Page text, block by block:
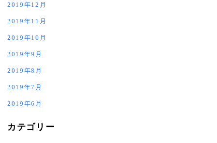
2019年12月
2019年11月
2019年10月
2019年9月
2019年8月
2019年7月
2019年6月
カテゴリー